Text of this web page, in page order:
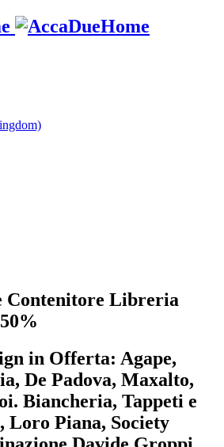
Contenitore Libreria
in Offerta: Agape,
De Padova, Maxalto,
Biancheria, Tappeti e
Loro Piana, Society